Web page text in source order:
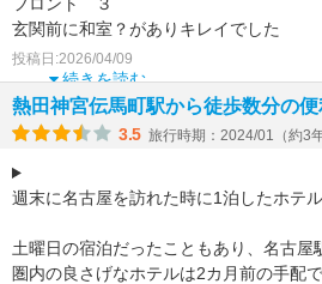
玄関前に和室？がありキレイでした
駐車場 ４
ホテル前にあって便利でした
設備 ３
枕が薄かったが、上下のガウン良かった
浴室
続きを読む
投稿日:2026/04/09
熱田神宮伝馬町駅から徒歩数分の
3.5 旅行時期：2024/01（約3年
週末に名古屋を訪れた時に1泊したホテル
土曜日の宿泊だったこともあり、名古屋
圏内の良さげなホテルは2カ月前の手配